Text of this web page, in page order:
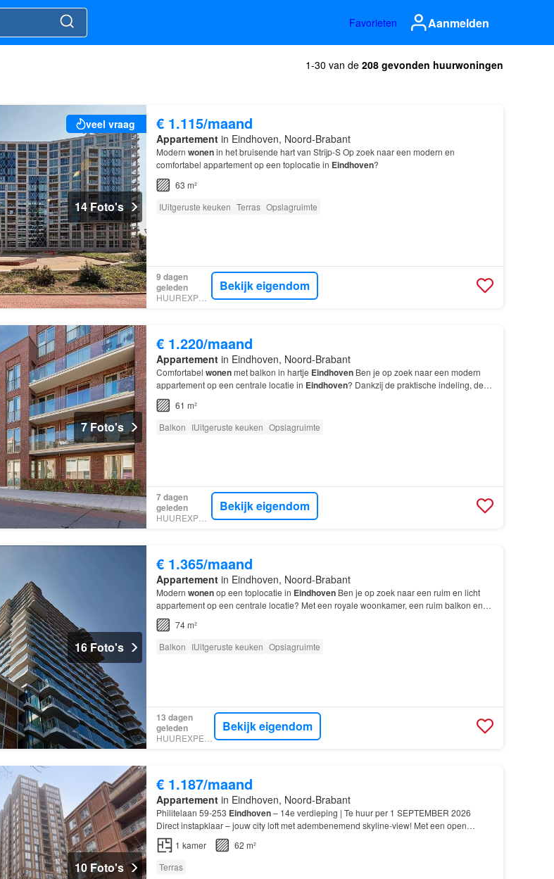
Favorieten Aanmelden
1-30 van de 208 gevonden huurwoningen
veel vraag
14 Foto's
€ 1.115/maand
Appartementin Eindhoven, Noord-Brabant
Modern wonenin het bruisende hart van Strijp-S Op zoek naar een modern en
comfortabel appartement op een toplocatie in Eindhoven?
63 m²
IUitgeruste keuken Terras Opslagruimte
9 dagen
geleden
HUUREXPERT
Bekijk eigendom
7 Foto's
€ 1.220/maand
Appartementin Eindhoven, Noord-Brabant
Comfortabel wonenmet balkon in hartje EindhovenBen je op zoek naar een modern
appartement op een centrale locatie in Eindhoven? Dankzij de praktische indeling, de
lichte leefruimte en het balkon geniet je hier iedere dag va…
61 m²
Balkon IUitgeruste keuken Opslagruimte
7 dagen
geleden
HUUREXPERT
Bekijk eigendom
16 Foto's
€ 1.365/maand
Appartementin Eindhoven, Noord-Brabant
Modern wonenop een toplocatie in EindhovenBen je op zoek naar een ruim en licht
appartement op een centrale locatie? Met een royale woonkamer, een ruim balkon en
een praktische indeling biedt dit appartement alles wat je no…
74 m²
Balkon IUitgeruste keuken Opslagruimte
13 dagen
geleden
Bekijk eigendom
10 Foto's
€ 1.187/maand
Appartementin Eindhoven, Noord-Brabant
Philitelaan 59-253 Eindhoven– 14e verdieping | Te huur per 1 SEPTEMBER 2026
Direct instapklaar – jouw city loft met adembenemend skyline-view! Met een open
leefruimte, een zonnig terras en een panorama over
1 kamer
62 m²
Terras